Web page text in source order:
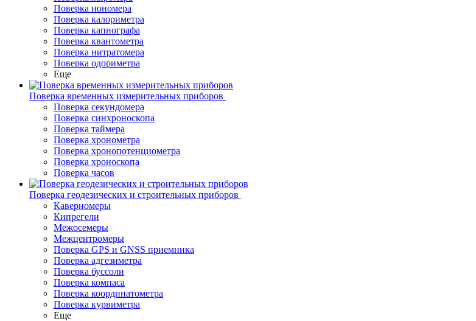
Поверка иономера
Поверка калориметра
Поверка капнографа
Поверка квантометра
Поверка нитратомера
Поверка одориметра
Еще
Поверка временных измерительных приборов
Поверка секундомера
Поверка синхроноскопа
Поверка таймера
Поверка хронометра
Поверка хронопотенциометра
Поверка хроноскопа
Поверка часов
Поверка геодезических и строительных приборов
Каверномеры
Кипрегели
Межосемеры
Межцентромеры
Поверка GPS и GNSS приемника
Поверка адгезиметра
Поверка буссоли
Поверка компаса
Поверка координатометра
Поверка курвиметра
Еще